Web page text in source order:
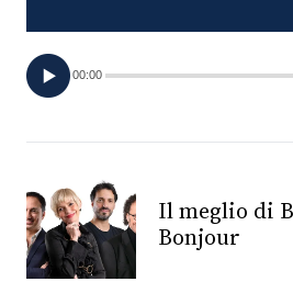
TV
PRINCIPATO
MONACO
RMC
CONSIGLIA
00:00
Il meglio di
Bonjour